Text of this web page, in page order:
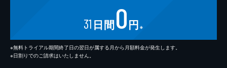
31 日間0円 ※
※無料トライアル期間終了日の翌日が属する月から月額料金が発生します。
※日割りでのご請求はいたしません。